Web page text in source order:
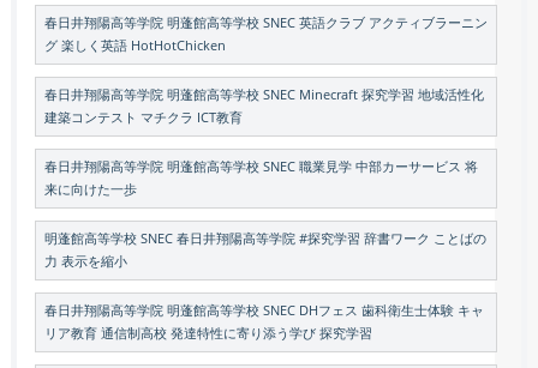
春日井翔陽高等学院 明蓬館高等学校 SNEC 英語クラブ アクティブラーニン
グ 楽しく英語 HotHotChicken
春日井翔陽高等学院 明蓬館高等学校 SNEC Minecraft 探究学習 地域活性化
建築コンテスト マチクラ ICT教育
春日井翔陽高等学院 明蓬館高等学校 SNEC 職業見学 中部カーサービス 将
来に向けた一歩
明蓬館高等学校 SNEC 春日井翔陽高等学院 #探究学習 辞書ワーク ことばの
力 表示を縮小
春日井翔陽高等学院 明蓬館高等学校 SNEC DHフェス 歯科衛生士体験 キャ
リア教育 通信制高校 発達特性に寄り添う学び 探究学習